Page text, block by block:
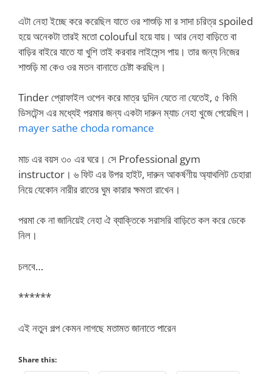
এটা নেহা ইচ্ছে করে করেছিল যাতে ওর শাশুড়ি মা র সাদা চরিত্র spoiled
হয়ে অনেকটা তারই মতো colouful হয়ে যায়। আর নেহা বাড়িতে বা
বাড়ির বাইরে যাতে যা খুশি তাই করবার লাইসেন্স পায়। তার জন্য নিজের
শাশুড়ি মা কেও ওর মতন বানাতে চেষ্টা করছিল।
Tinder প্রোফাইল ওপেন করে মাত্র দুদিন যেতে না যেতেই, ৫ কিমি
ডিসটেন্স এর মধ্যেই পরমার জন্য একটা দারুন ম্যাচ নেহা খুজে পেয়েছিল।
mayer sathe choda romance
মাচ এর বয়স ৩০ এর ঘরে। সে Professional gym
instructor। ৬ ফিট এর উপর হাইট, দারুন আকর্ষণীয় অ্যাথলিট চেহারা
নিয়ে যেকোন নারীর রাতের ঘুম কারার ক্ষমতা রাখেন।
পরমা কে না জানিয়েই নেহা ঐ ব্যাক্তিকে সরাসরি বাড়িতে কল করে ডেকে
নিল।
চলবে…
******
এই নতুন গল্প কেমন লাগছে মতামত জানাতে পারেন
Share this: